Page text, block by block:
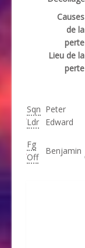
Causes
de la
perte
Lieu de la
perte
Sqn
Ldr
Peter
Edward
Fg
Off
Benjamin